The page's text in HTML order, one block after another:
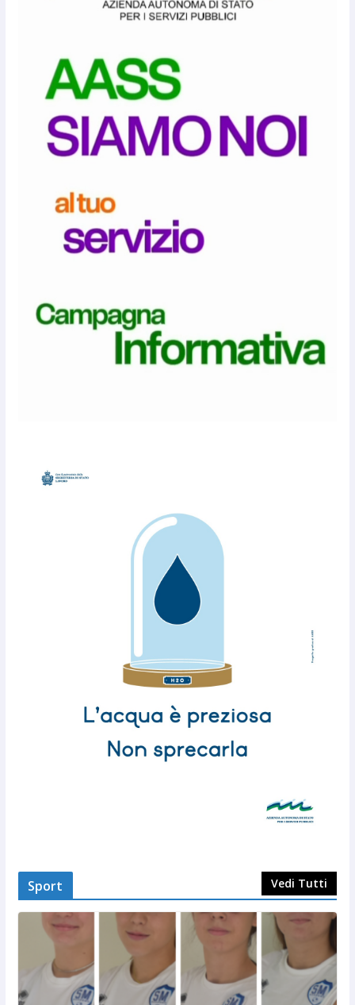
Sport Vedi Tutti